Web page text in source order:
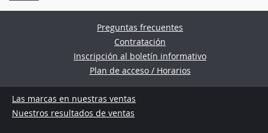
Preguntas frecuentes
Contratación
Inscripción al boletín informativo
Plan de acceso / Horarios
Las marcas en nuestras ventas
Nuestros resultados de ventas